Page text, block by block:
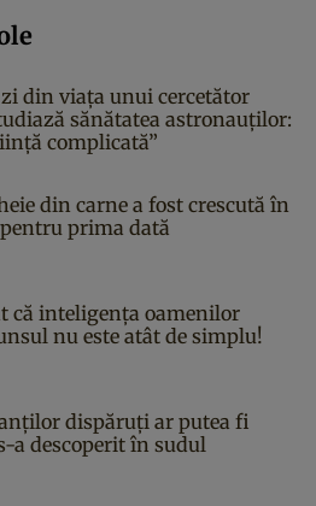
din viața unui cercetător
sănătatea astronauților:
complicată”
din carne a fost crescută în
prima dată
că inteligența oamenilor
nu este atât de simplu!
dispăruți ar putea fi
a descoperit în sudul